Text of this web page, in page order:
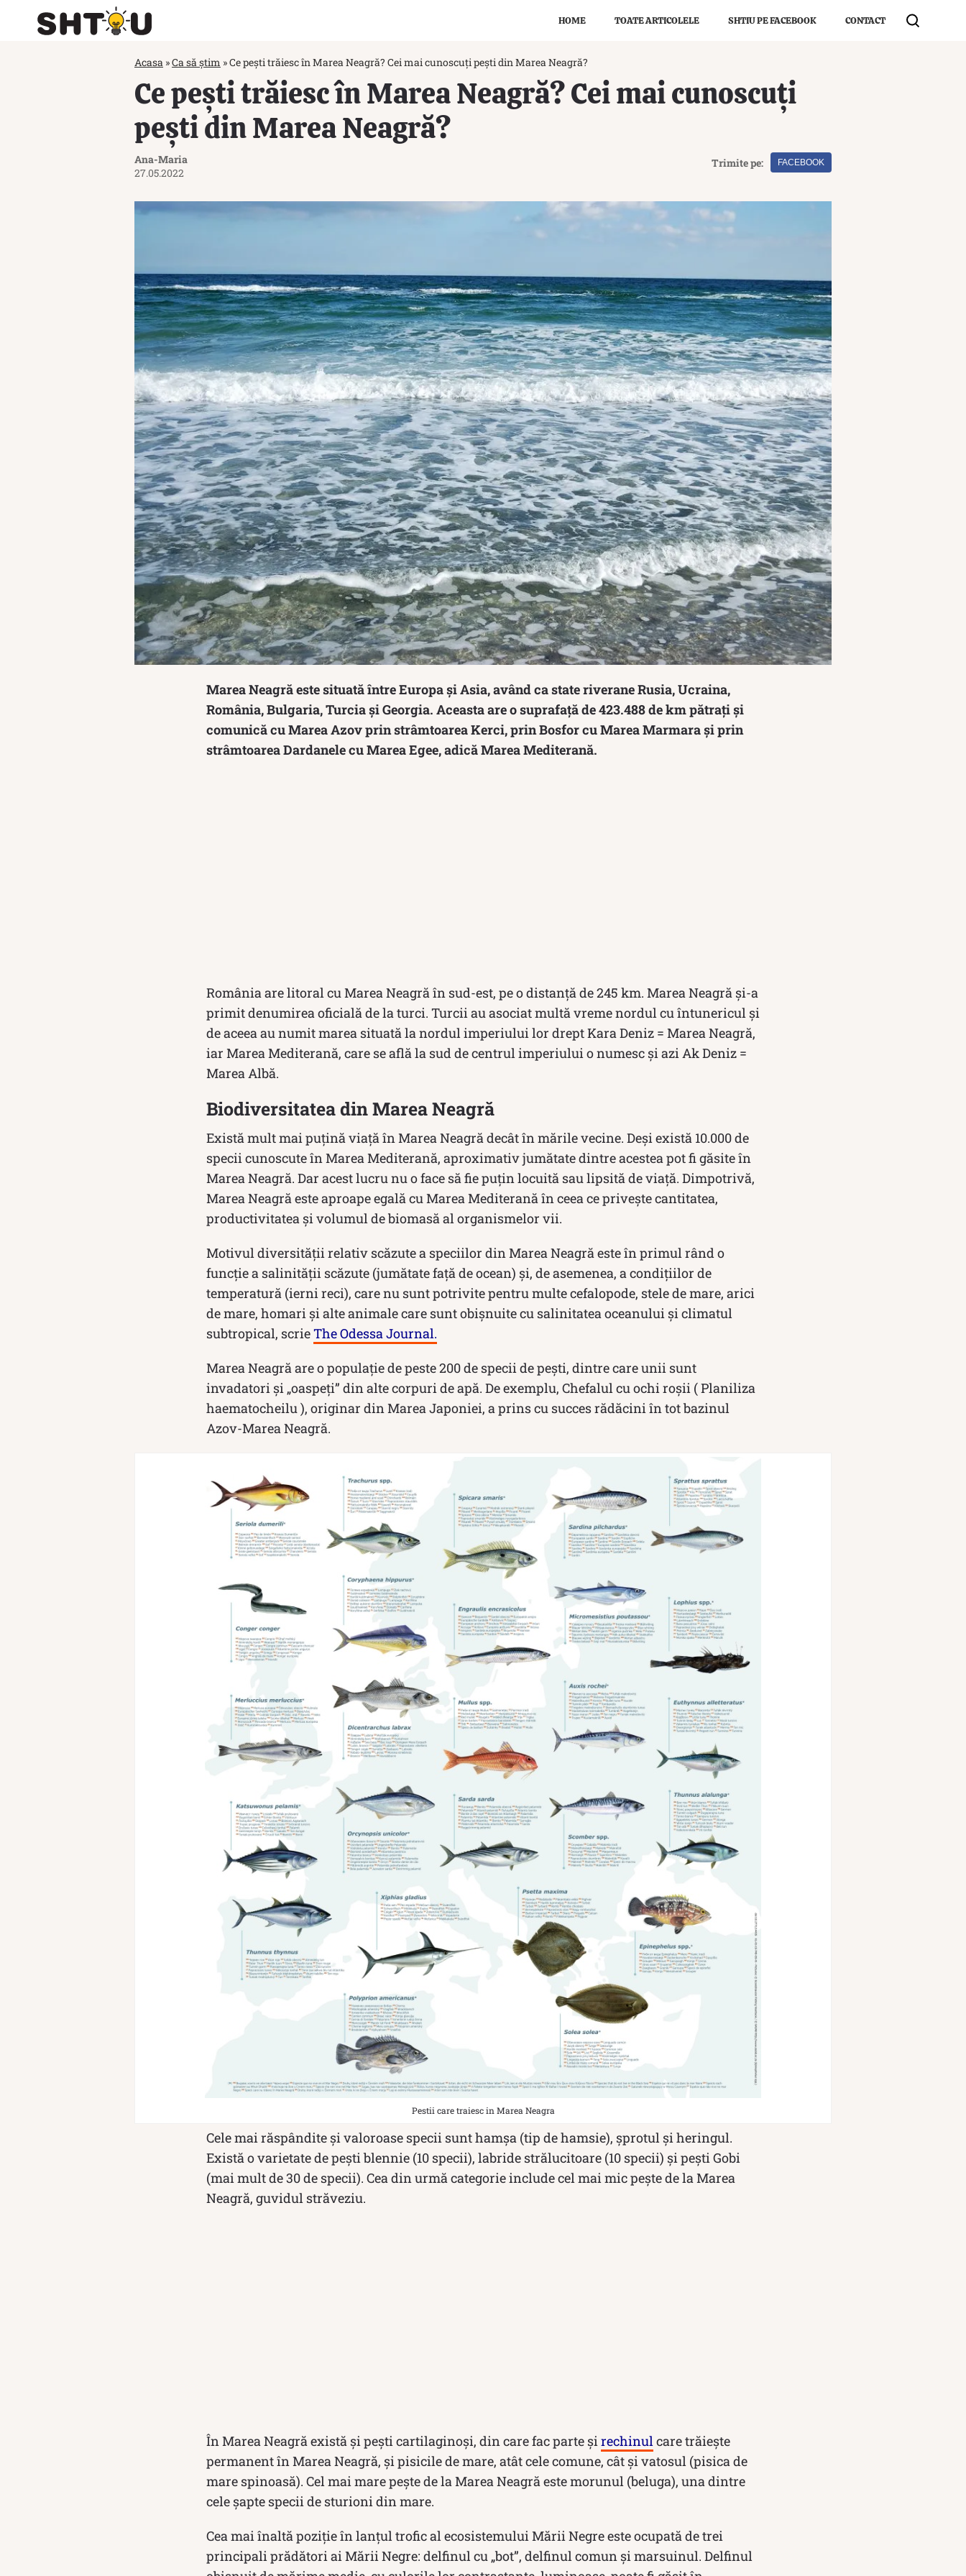
HOME TOATE ARTICOLELE SHTIU PE FACEBOOK CONTACT
Acasa »Ca să știm »Ce pești trăiesc în Marea Neagră? Cei mai cunoscuți pești din Marea Neagră?
Ce pești trăiesc în Marea Neagră? Cei mai cunoscuți
pești din Marea Neagră?
Ana-Maria
27.05.2022
Trimite pe: FACEBOOK
Marea Neagră este situată între Europa și Asia, având ca state riverane Rusia, Ucraina,
România, Bulgaria, Turcia și Georgia. Aceasta are o suprafață de 423.488 de km pătrați și
comunică cu Marea Azov prin strâmtoarea Kerci, prin Bosfor cu Marea Marmara și prin
strâmtoarea Dardanele cu Marea Egee, adică Marea Mediterană.
România are litoral cu Marea Neagră în sud-est, pe o distanţă de 245 km. Marea Neagră și-a
primit denumirea oficială de la turci. Turcii au asociat multă vreme nordul cu întunericul şi
de aceea au numit marea situată la nordul imperiului lor drept Kara Deniz = Marea Neagră,
iar Marea Mediterană, care se află la sud de centrul imperiului o numesc şi azi Ak Deniz =
Marea Albă.
Biodiversitatea din Marea Neagră
Există mult mai puțină viață în Marea Neagră decât în ​​mările vecine. Deși există 10.000 de
specii cunoscute în Marea Mediterană, aproximativ jumătate dintre acestea pot fi găsite în
Marea Neagră. Dar acest lucru nu o face să fie puțin locuită sau lipsită de viață. Dimpotrivă,
Marea Neagră este aproape egală cu Marea Mediterană în ceea ce privește cantitatea,
productivitatea și volumul de biomasă al organismelor vii.
Motivul diversității relativ scăzute a speciilor din Marea Neagră este în primul rând o
funcție a salinității scăzute (jumătate față de ocean) și, de asemenea, a condițiilor de
temperatură (ierni reci), care nu sunt potrivite pentru multe cefalopode, stele de mare, arici
de mare, homari și alte animale care sunt obișnuite cu salinitatea oceanului și climatul
subtropical, scrieThe Odessa Journal.
Marea Neagră are o populație de peste 200 de specii de pești, dintre care unii sunt
invadatori și „oaspeți” din alte corpuri de apă. De exemplu, Chefalul cu ochi roşii ( Planiliza
haematocheilu ), originar din Marea Japoniei, a prins cu succes rădăcini în tot bazinul
Azov-Marea Neagră.
Pestii care traiesc in Marea Neagra
Cele mai răspândite și valoroase specii sunt hamșa (tip de hamsie), șprotul și heringul.
Există o varietate de pești blennie (10 specii), labride strălucitoare (10 specii) și pești Gobi
(mai mult de 30 de specii). Cea din urmă categorie include cel mai mic pește de la Marea
Neagră, guvidul străveziu.
În Marea Neagră există și pești cartilaginoși, din care fac parte șirechinulcare trăiește
permanent în Marea Neagră, și pisicile de mare, atât cele comune, cât și vatosul (pisica de
mare spinoasă). Cel mai mare pește de la Marea Neagră este morunul (beluga), una dintre
cele șapte specii de sturioni din mare.
Cea mai înaltă poziție în lanțul trofic al ecosistemului Mării Negre este ocupată de trei
principali prădători ai Mării Negre: delfinul cu „bot”, delfinul comun și marsuinul. Delfinul